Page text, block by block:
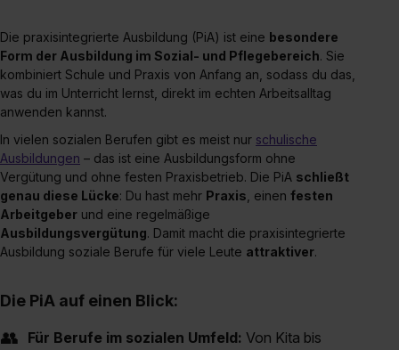
Die praxisintegrierte Ausbildung (PiA) ist eine besondere
Form der Ausbildung im Sozial- und Pflegebereich. Sie
kombiniert Schule und Praxis von Anfang an, sodass du das,
was du im Unterricht lernst, direkt im echten Arbeitsalltag
anwenden kannst.
In vielen sozialen Berufen gibt es meist nur schulische
Ausbildungen – das ist eine Ausbildungsform ohne
Vergütung und ohne festen Praxisbetrieb. Die PiA schließt
genau diese Lücke: Du hast mehr Praxis , einen festen
Arbeitgeber und eine regelmäßige
Ausbildungsvergütung. Damit macht die praxisintegrierte
Ausbildung soziale Berufe für viele Leute attraktiver.
Die PiA auf einen Blick:
👥 Für Berufe im sozialen Umfeld: Von Kita bis